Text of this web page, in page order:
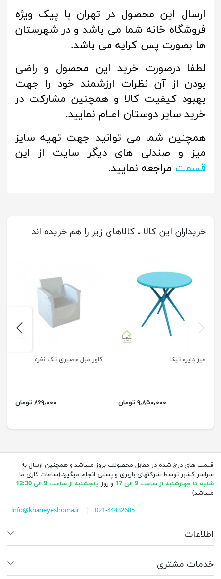
ارسال این محصول در تهران با پیک ویژه
فروشگاه خانه شما می باشد و در شهرستان
ها بصورت پس کرایه می باشد.
لطفا درصورت خرید این محصول و راضی
بودن از آن نظرات ارزشمند خود را جهت
بهبود کیفیت کالا و همچنین مشارکت در
خرید سایر دوستان اعلام نمایید.
همچنین شما می توانید جهت تهیه سایز
میز و صندلی های دیگر سایت از این
قسمت مراجعه نمایید.
خریداران این کالا ، کالاهای زیر را هم خریده اند
میز دایره تیکا
۹,۸۵۰,۰۰۰ تومان
کاور مبل حصیری تک نفره
۸۶۹,۰۰۰ تومان
previus
قیمت های درج شده در مقابل محصولات بروز میباشد و همچنین ارسال به
سراسر کشور توسط شرکتهای باربری و پستی انجام میگیرد.(ساعات کاری ما
شنبه تا چهارشنبه از ساعت 9 الی 17
و روز پنجشنبه از ساعت 9 الی 12:30
میباشد)
info@khaneyeshoma.ir¦ 021-44432685
اطلاعات
خدمات مشتری